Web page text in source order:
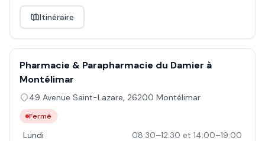
Itinéraire
Pharmacie & Parapharmacie du Damier à
Montélimar
49 Avenue Saint-Lazare, 26200 Montélimar
Fermé
Lundi
08:30–12:30 et 14:00–19:00